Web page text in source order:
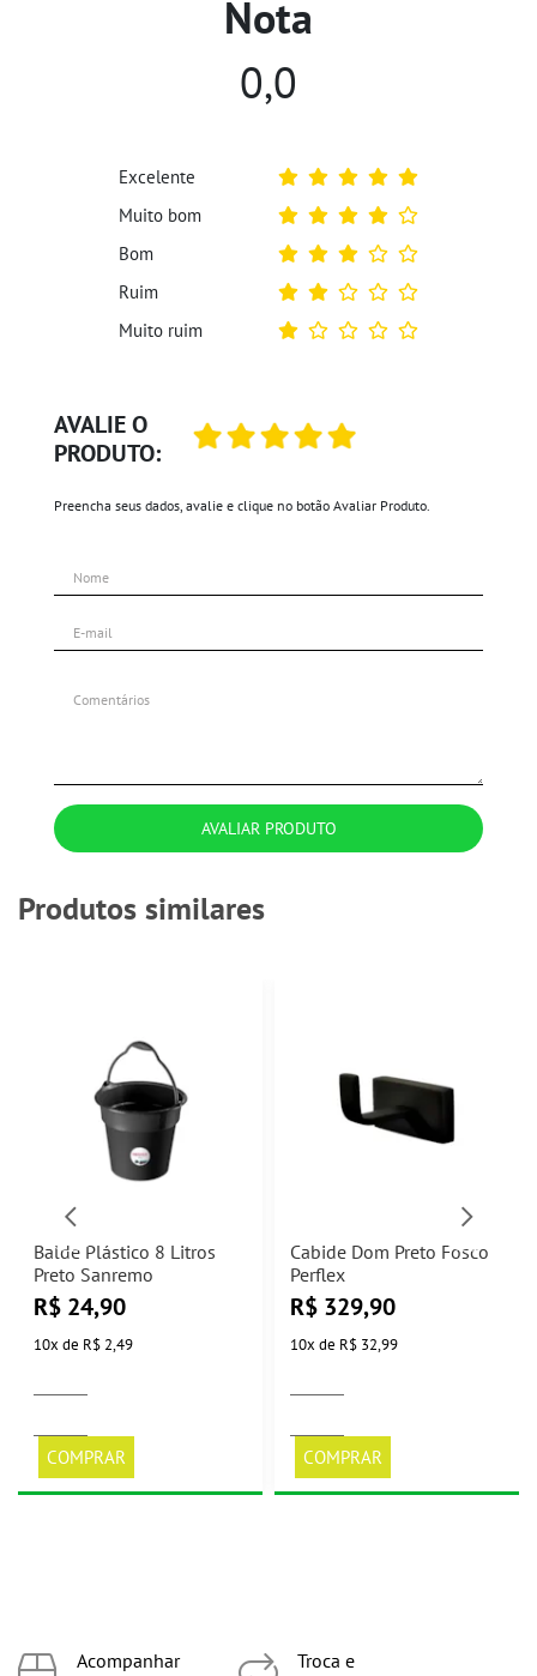
AVALIE O
PRODUTO:
Preencha seus dados, avalie e clique no botão Avaliar Produto.
AVALIAR PRODUTO
Nota
0,0
Excelente
Muito bom
Bom
Ruim
Muito ruim
Produtos similares
Balde Plástico 8 Litros
Preto Sanremo
R$ 24,90
10x de R$ 2,49
COMPRAR
Cabide Dom Preto Fosco
Perflex
R$ 329,90
10x de R$ 32,99
COMPRAR
Acompanhar
Troca e